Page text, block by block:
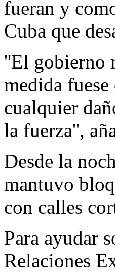
fueran y
Cuba que
''El gobierno
medida
cualquier
la fuerza'',
Desde la
mantuvo
con calles
Para ayudar
Relaciones